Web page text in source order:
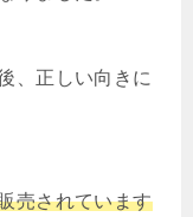
、正しい向きに
売されています